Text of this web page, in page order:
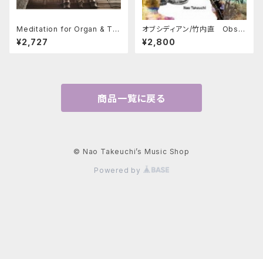
Meditation for Organ & Te
nor Saxophone
¥2,727
オブシディアン/竹内直 Obsid
ian/Nao Takeuchi
¥2,800
商品一覧に戻る
© Nao Takeuchi’s Music Shop
Powered by